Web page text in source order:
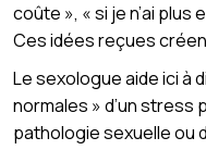
coûte », « si je n’ai
Ces idées reçues
Le sexologue aide ici à
normales » d’un stress
pathologie sexuelle ou